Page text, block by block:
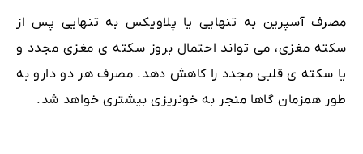
مصرف آسپرین به تنهایی یا پلاویکس به تنهایی پس از
سکته مغزی، می تواند احتمال بروز سکته ی مغزی مجدد و
یا سکته ی قلبی مجدد را کاهش دهد. مصرف هر دو دارو به
طور همزمان گاها منجر به خونریزی بیشتری خواهد شد.